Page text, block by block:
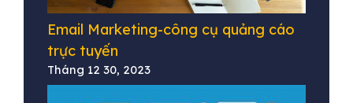
Email Marketing-công cụ quảng cáo
trực tuyến
Tháng 12 30, 2023